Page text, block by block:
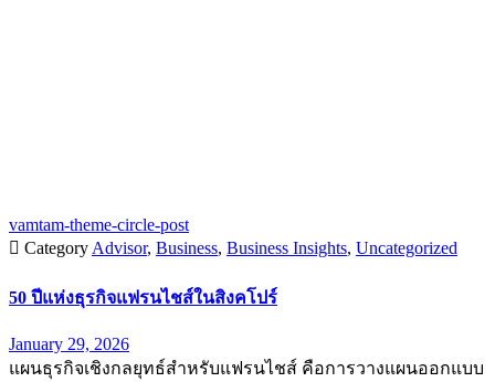
vamtam-theme-circle-post
 CategoryAdvisor, Business, Business Insights, Uncategorized
50 ปีแห่งธุรกิจแฟรนไชส์ในสิงคโปร์
January 29, 2026
แผนธุรกิจเชิงกลยุทธ์สำหรับแฟรนไชส์ คือการวางแผนออกแบบ